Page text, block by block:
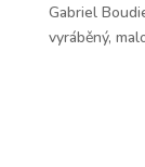
Gabriel
vyráběný,